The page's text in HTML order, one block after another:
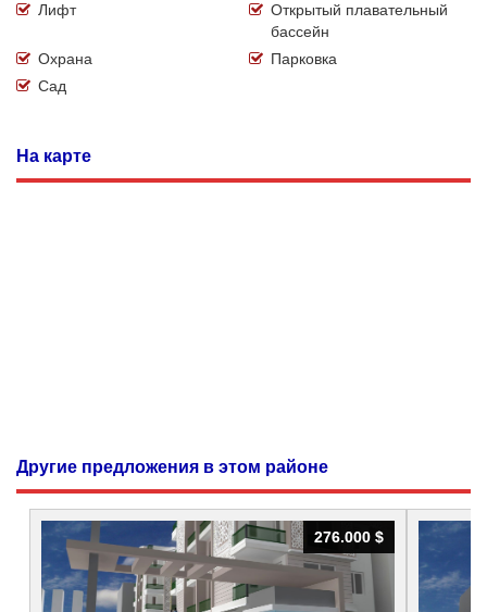
Лифт
Открытый плавательный
бассейн
Охрана
Парковка
Сад
На карте
Другие предложения в этом районе
276.000 $
276.000 $